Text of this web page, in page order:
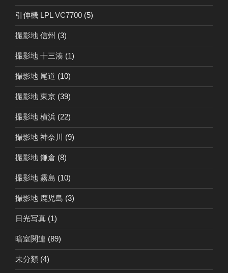
引伸機 LPL VC7700 (5)
撮影地 信州 (3)
撮影地 十三湊 (1)
撮影地 尾道 (10)
撮影地 東京 (39)
撮影地 横浜 (22)
撮影地 神奈川 (9)
撮影地 鎌倉 (8)
撮影地 霧島 (10)
撮影地 鹿児島 (3)
日光写真 (1)
暗室関連 (89)
未分類 (4)